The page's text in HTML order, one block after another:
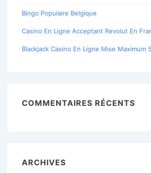
Bingo Populaire Belgique
Casino En Ligne Acceptant Revolut En
Blackjack Casino En Ligne Mise Maximum
COMMENTAIRES RÉCENTS
ARCHIVES